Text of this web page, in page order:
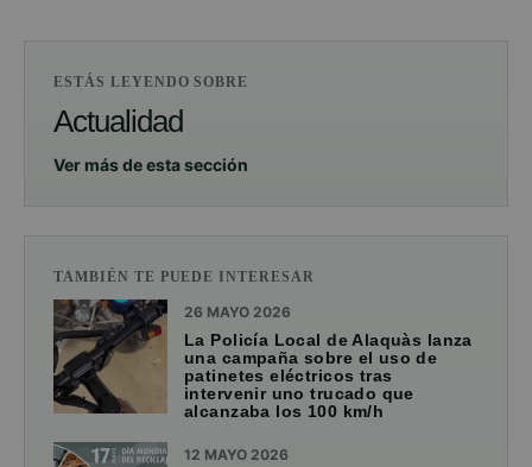
ESTÁS LEYENDO SOBRE
Actualidad
Ver más de esta sección
TAMBIÉN TE PUEDE INTERESAR
26 MAYO 2026
La Policía Local de Alaquàs lanza
una campaña sobre el uso de
patinetes eléctricos tras
intervenir uno trucado que
alcanzaba los 100 km/h
12 MAYO 2026